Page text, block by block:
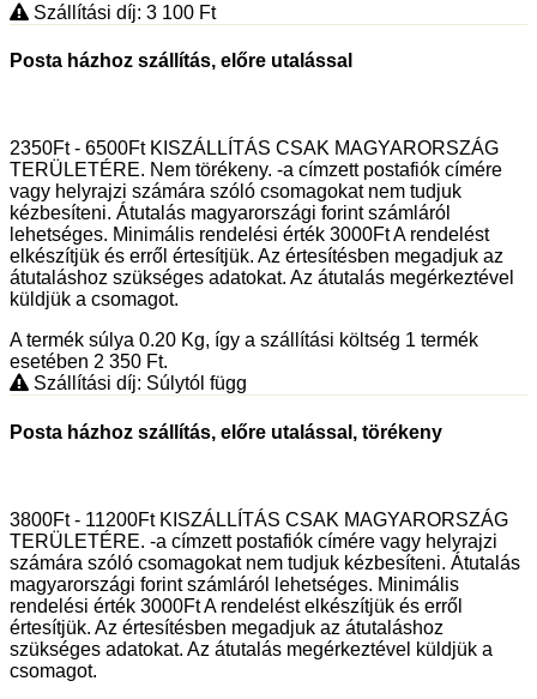
Szállítási díj: 3 100 Ft
Posta házhoz szállítás, előre utalással
2350Ft - 6500Ft KISZÁLLÍTÁS CSAK MAGYARORSZÁG
TERÜLETÉRE. Nem törékeny. -a címzett postafiók címére
vagy helyrajzi számára szóló csomagokat nem tudjuk
kézbesíteni. Átutalás magyarországi forint számláról
lehetséges. Minimális rendelési érték 3000Ft A rendelést
elkészítjük és erről értesítjük. Az értesítésben megadjuk az
átutaláshoz szükséges adatokat. Az átutalás megérkeztével
küldjük a csomagot.
A termék súlya 0.20 Kg, így a szállítási költség 1 termék
esetében 2 350 Ft.
Szállítási díj: Súlytól függ
Posta házhoz szállítás, előre utalással, törékeny
3800Ft - 11200Ft KISZÁLLÍTÁS CSAK MAGYARORSZÁG
TERÜLETÉRE. -a címzett postafiók címére vagy helyrajzi
számára szóló csomagokat nem tudjuk kézbesíteni. Átutalás
magyarországi forint számláról lehetséges. Minimális
rendelési érték 3000Ft A rendelést elkészítjük és erről
értesítjük. Az értesítésben megadjuk az átutaláshoz
szükséges adatokat. Az átutalás megérkeztével küldjük a
csomagot.